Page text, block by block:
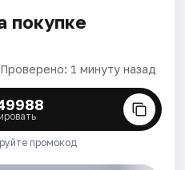
покупке
Проверено: 1 минуту назад
промокод